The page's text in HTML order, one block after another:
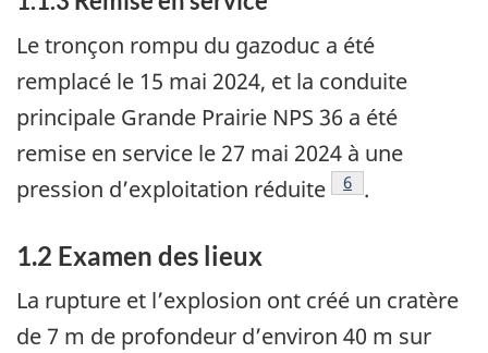
Le tronçon rompu du gazoduc a été
remplacé le 15 mai 2024, et la conduite
principale Grande Prairie NPS 36 a été
remise en service le 27 mai 2024 à une
pression d’exploitation réduite
6 .
1.2 Examen des lieux
La rupture et l’explosion ont créé un cratère
de 7 m de profondeur d’environ 40 m sur